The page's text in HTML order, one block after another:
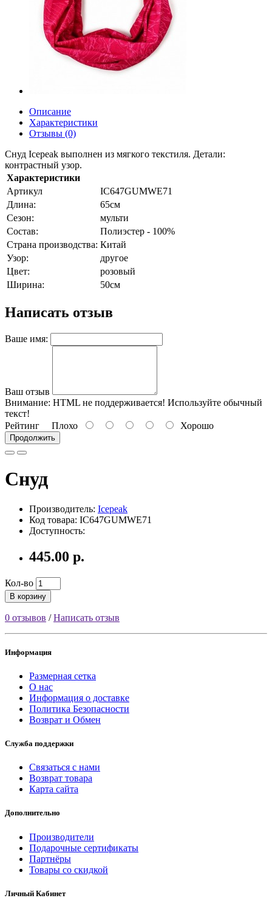
Описание
Характеристики
Отзывы (0)
Снуд Icepeak выполнен из мягкого текстиля. Детали:
контрастный узор.
Характеристики
Артикул
IC647GUMWE71
Длина:
65см
Сезон:
мульти
Состав:
Полиэстер - 100%
Страна производства: Китай
Узор:
другое
Цвет:
розовый
Ширина:
50см
Написать отзыв
Ваше имя:
Ваш отзыв
Внимание: HTML не поддерживается! Используйте обычный
текст!
Рейтинг Плохо Хорошо
Продолжить
Снуд
Производитель: Icepeak
Код товара: IC647GUMWE71
Доступность:
445.00 р.
Кол-во
В корзину
0 отзывов /Написать отзыв
Информация
Размерная сетка
О нас
Информация о доставке
Политика Безопасности
Возврат и Обмен
Служба поддержки
Связаться с нами
Возврат товара
Карта сайта
Дополнительно
Производители
Подарочные сертификаты
Партнёры
Товары со скидкой
Личный Кабинет